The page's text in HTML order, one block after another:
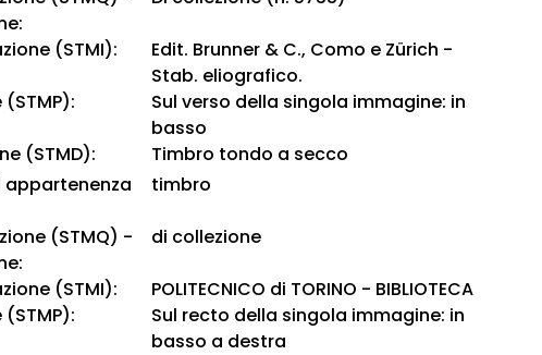
(STMI):
Edit. Brunner & C., Como e Zürich -
Stab. eliografico.
Sul verso della singola immagine: in
basso
(STMD):
Timbro tondo a secco
appartenenza
timbro
(STMQ) -
di collezione
(STMI):
POLITECNICO di TORINO - BIBLIOTECA
Sul recto della singola immagine: in
basso a destra